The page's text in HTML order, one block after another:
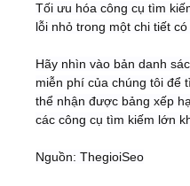
Tối ưu hóa công cụ tìm
lỗi nhỏ trong một chi tiết
Hãy nhìn vào bản danh
miễn phí của chúng tôi để
thể nhận được bảng xếp
các công cụ tìm kiếm lớn
Nguồn: ThegioiSeo